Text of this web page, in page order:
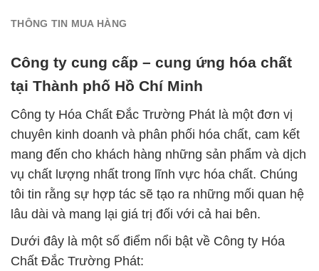
THÔNG TIN MUA HÀNG
Công ty cung cấp – cung ứng hóa chất
tại Thành phố Hồ Chí Minh
Công ty Hóa Chất Đắc Trường Phát là một đơn vị
chuyên kinh doanh và phân phối hóa chất, cam kết
mang đến cho khách hàng những sản phẩm và dịch
vụ chất lượng nhất trong lĩnh vực hóa chất. Chúng
tôi tin rằng sự hợp tác sẽ tạo ra những mối quan hệ
lâu dài và mang lại giá trị đối với cả hai bên.
Dưới đây là một số điểm nổi bật về Công ty Hóa
Chất Đắc Trường Phát: